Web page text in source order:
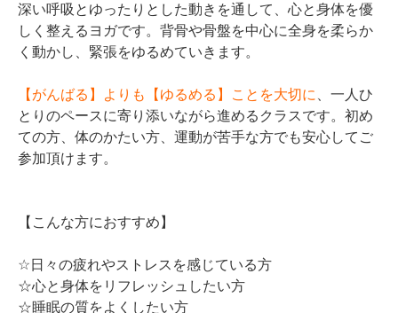
深い呼吸とゆったりとした動きを通して、心と身体を優
しく整えるヨガです。背骨や骨盤を中心に全身を柔らか
く動かし、緊張をゆるめていきます。
【がんばる】よりも【ゆるめる】ことを大切に
、一人ひ
とりのペースに寄り添いながら進めるクラスです。初め
ての方、体のかたい方、運動が苦手な方でも安心してご
参加頂けます。
【こんな方におすすめ】
☆日々の疲れやストレスを感じている方
☆心と身体をリフレッシュしたい方
☆睡眠の質をよくしたい方